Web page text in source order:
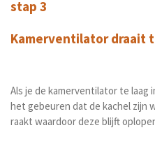
stap 3
Kamerventilator draait
Als je de kamerventilator te
het gebeuren dat de kachel zijn
raakt waardoor deze blijft